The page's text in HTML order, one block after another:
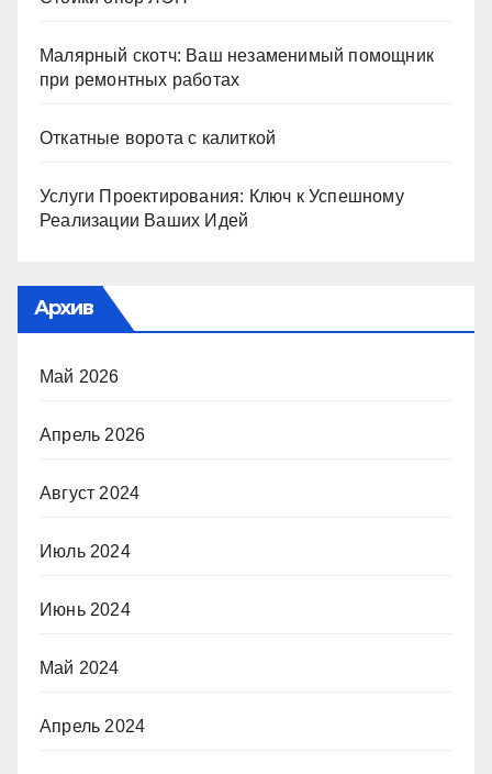
Малярный скотч: Ваш незаменимый помощник
при ремонтных работах
Откатные ворота с калиткой
Услуги Проектирования: Ключ к Успешному
Реализации Ваших Идей
Архив
Май 2026
Апрель 2026
Август 2024
Июль 2024
Июнь 2024
Май 2024
Апрель 2024